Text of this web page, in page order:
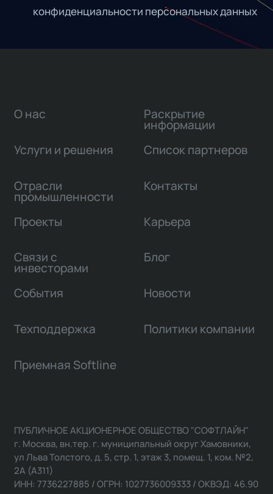
конфиденциальности персональных данных
О нас
Услуги и решения
Отрасли
промышленности
Проекты
Связи с
инвесторами
Раскрытие
информации
Список партнеров
Контакты
Карьера
Блог
События Новости
Техподдержка Политики компании
Приемная Softline
ПУБЛИЧНОЕ АКЦИОНЕРНОЕ ОБЩЕСТВО "СОФТЛАЙН"
г. Москва, вн.тер. г. муниципальный округ Хамовники,
ул Льва Толстого, д. 5, стр. 1, этаж 3, помещ. 1, ком. №2,
2А (А311)
ИНН: 7736227885 / ОГРН: 1027736009333 / ОКВЭД: 46.90